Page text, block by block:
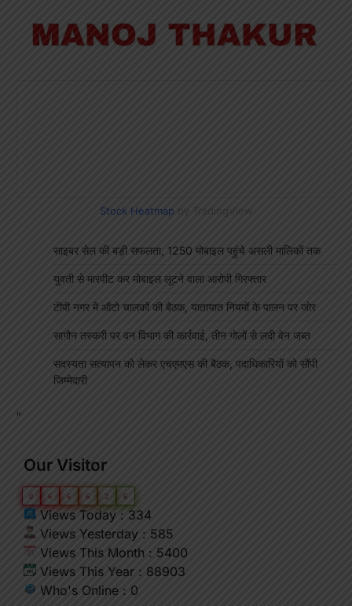
Stock Heatmap by TradingView
साइबर सेल की बड़ी सफलता, 1250 मोबाइल पहुंचे असली मालिकों तक
युवती से मारपीट कर मोबाइल लूटने वाला आरोपी गिरफ्तार
टीपी नगर में ऑटो चालकों की बैठक, यातायात नियमों के पालन पर जोर
सागौन तस्करी पर वन विभाग की कार्रवाई, तीन गोलों से लदी वेन जब्त
सदस्यता सत्यापन को लेकर एचएमएस की बैठक, पदाधिकारियों को सौंपी
जिम्मेदारी
"
Our Visitor
0 6 6 6 2 6
Views Today : 334
Views Yesterday : 585
Views This Month : 5400
Views This Year : 88903
Who's Online : 0